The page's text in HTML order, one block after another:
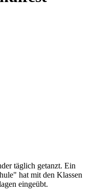
täglich getanzt. Ein
hat mit den Klassen
eingeübt.